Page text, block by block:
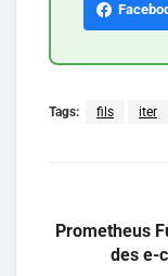
Tags: fils iter
Prometheus
des e-